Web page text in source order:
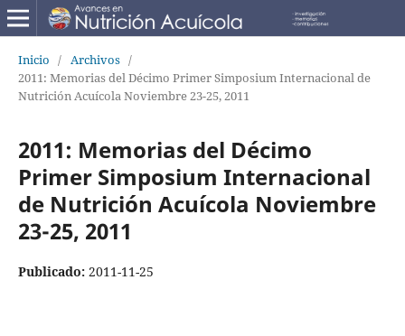
Inicio / Archivos /
2011: Memorias del Décimo Primer Simposium Internacional de
Nutrición Acuícola Noviembre 23-25, 2011
2011: Memorias del Décimo
Primer Simposium Internacional
de Nutrición Acuícola Noviembre
23-25, 2011
Publicado: 2011-11-25